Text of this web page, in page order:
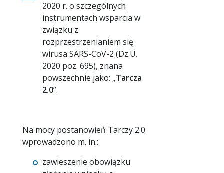
2020 r. o szczególnych
instrumentach wsparcia w
związku z
rozprzestrzenianiem się
wirusa SARS-CoV-2 (Dz.U.
2020 poz. 695), znana
powszechnie jako: „Tarcza
2.0”.
Na mocy postanowień Tarczy 2.0
wprowadzono m. in.:
zawieszenie obowiązku